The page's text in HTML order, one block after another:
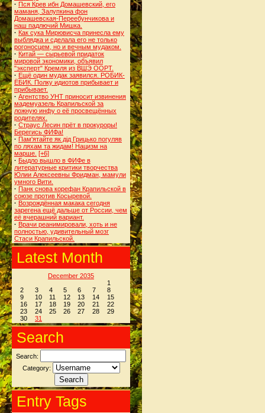
· Пся Крев ибн Домашевский, его
маманя, Залупкина фон
Домашевская-Переебунчикова и
наш падлючий Мишка.
· Как сука Мирювисча принесла ему
выблядка и сделала его не только
рогоносцем, но и вечным мудаком.
· Китай — сырьевой придаток
мировой экономики, объявил
"эксперт" Кремля из ВШЭ ООРТ.
· Ещё один мудак заявился. РОБИК-
ЁБИК. Полку идиотов прибывает и
прибывает.
· Агентство УНТ приносит извинения
мадемуазель Крапильской за
ложную инфу о её просвещённых
родителях.
· Страус Лесин прёт в прокуроры!
Берегись ФИФа!
· Пам'ятайте як дід Грицько погуляв
по ляхам та жидам! Нацизм на
марше. [+6]
· Быдло вышло в ФИФе в
литературные критики творчества
Юлии Алексеевны Фридман, мамули
умного Вити.
· Панк снова корефан Крапильской в
союзе против Косыревой.
· Возрождённая макака сегодня
зарегена ещё дальше от России, чем
её вчерашний вариант.
· Врачи реанимировали, хоть и не
полностью, удивительный мозг
Стаси Крапильской.
Latest Month
December 2035
1
2
3 4 5 6 7
8
9
10 11 12 13 14
15
16
17 18 19 20 21
22
23
24 25 26 27 28
29
30
31
Search
Search:
Category:
Entry Tags